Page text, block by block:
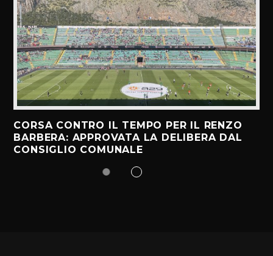
CORSA CONTRO IL TEMPO PER IL RENZO
BARBERA: APPROVATA LA DELIBERA DAL
CONSIGLIO COMUNALE